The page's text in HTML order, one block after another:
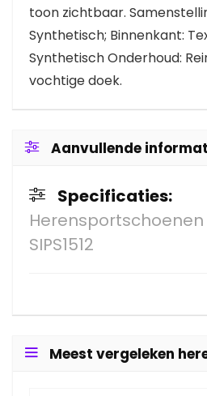
toon zichtbaar.
Synthetisch; Binnenkant:
Synthetisch Onderhoud:
vochtige doek.
Aanvullende
Specificaties:
Herensportschoenen
SIPS1512
Meest vergeleken